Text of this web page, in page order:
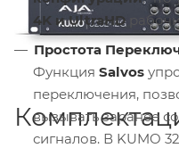
4K и UltraHD
Простота
Функция Salvos
переключения,
вызывать заранее
сигналов. В KUMO